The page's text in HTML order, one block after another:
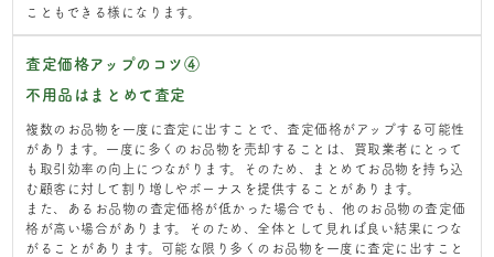
こともできる様になります。
査定価格アップのコツ④
不用品はまとめて査定
複数のお品物を一度に査定に出すことで、査定価格がアップする可能性
があります。一度に多くのお品物を売却することは、買取業者にとって
も取引効率の向上につながります。そのため、まとめてお品物を持ち込
む顧客に対して割り増しやボーナスを提供することがあります。
また、あるお品物の査定価格が低かった場合でも、他のお品物の査定価
格が高い場合があります。そのため、全体として見れば良い結果につな
がることがあります。可能な限り多くのお品物を一度に査定に出すこと